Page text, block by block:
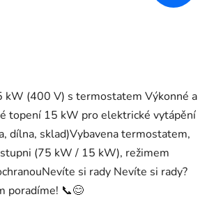
kW (400 V) s termostatem Výkonné a
topení 15 kW pro elektrické vytápění
dílna, sklad)Vybavena termostatem,
(75 kW / 15 kW), režimem
si rady Nevíte si rady?
poradíme! 📞😊